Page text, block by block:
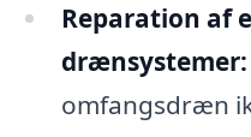
Reparation af
drænsystemer:
omfangsdræn